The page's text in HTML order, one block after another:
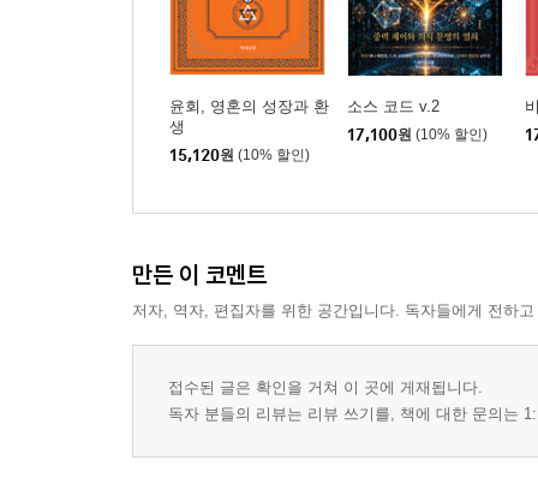
2. 존재의 동시성과 우주적 상호 연결
1) 영원한 현재와 시간 속 인과율
2) 존재의 일체성에서 작용하는 법칙
3) 시간 속 인과관계의 펼쳐짐
4) 인과율의 본질과 영원한 근원
3) 법칙의 불가침성
4. 카르마의 윤리학
1) 세속적 착각, 선함과 성공의 분리
2) 카르마의 이중장부: 행위와 동기의 분리
윤회, 영혼의 성장과 환
생
15,120원 (10% 할인)
소스 코드 v.2
17,100원 (10% 할인)
만든 이 코멘트
저자, 역자, 편집자를 위한 공간입니다. 독자들에게 전하
접수된 글은 확인을 거쳐 이 곳에 게재됩니다.
독자 분들의 리뷰는 리뷰 쓰기를, 책에 대한 문의는